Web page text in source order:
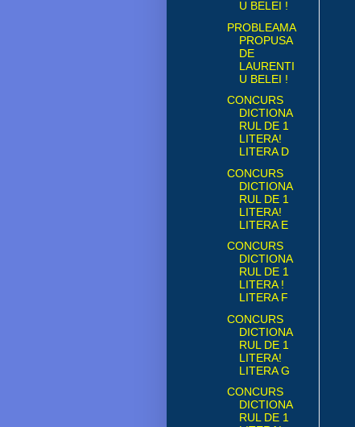
U BELEI !
PROBLEAMA
PROPUSA
DE
LAURENTI
U BELEI !
CONCURS
DICTIONA
RUL DE 1
LITERA!
LITERA D
CONCURS
DICTIONA
RUL DE 1
LITERA!
LITERA E
CONCURS
DICTIONA
RUL DE 1
LITERA !
LITERA F
CONCURS
DICTIONA
RUL DE 1
LITERA!
LITERA G
CONCURS
DICTIONA
RUL DE 1